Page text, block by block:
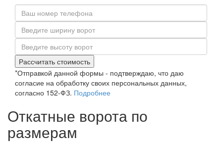
Рассчитать стоимость
*Отправкой данной формы - подтверждаю, что даю
согласие на обработку своих персональных данных,
согласно 152-ФЗ. Подробнее
Откатные ворота по
размерам